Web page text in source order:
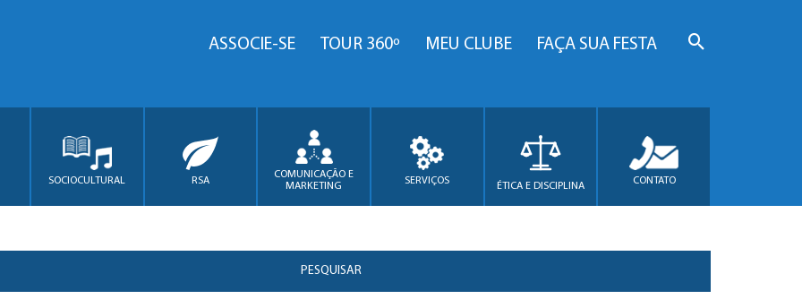
ASSOCIE-SE TOUR 360º MEU CLUBE FAÇA SUA FESTA
SOCIOCULTURAL RSA
COMUNICAÇÃO E
MARKETING
SERVIÇOS ÉTICA E DISCIPLINA CONTATO
PESQUISAR